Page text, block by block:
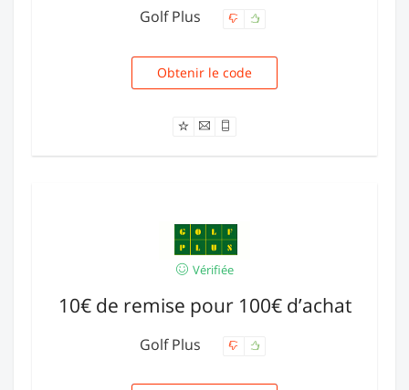
Golf Plus
NA525
Obtenir le code
Vérifiée
10€ de remise pour 100€ d’achat
Golf Plus